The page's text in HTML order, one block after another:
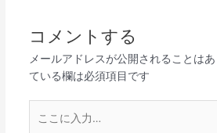
コメントする
メールアドレスが公開されることはあ
ている欄は必須項目です